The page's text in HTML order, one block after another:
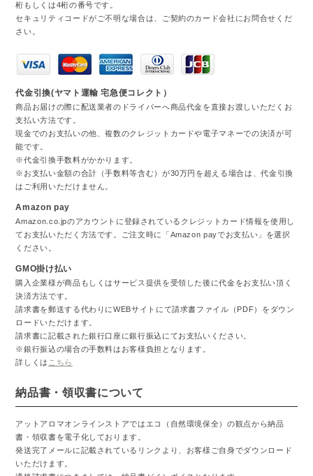
桁もしくは4桁の番号です。
セキュリティコードがご不明な場合は、ご契約のカード会社にお問合せくだ
さい。
代金引換(ヤマト運輸 宅急便コレクト）
商品お届けの際に配送業者のドライバーへ商品代金を直接お渡しいただくお
支払い方法です。
現金でのお支払いの他、複数のクレジットカードや電子マネーでの決済が可
能です。
※代金引換手数料がかかります。
※お支払い金額の合計（手数料等含む）が30万円を超える場合は、代金引換
はご利用いただけません。
Amazon pay
Amazon.co.jpのアカウントに登録されているクレジットカード情報を使用し
てお支払いただく方法です。ご注文時に「Amazon payでお支払い」を選択
ください。
GMO掛け払い
購入企業様が商品もしくはサービス提供を受領した後に代金をお支払い頂く
決済方法です。
請求書を郵送する代わりにWEBサイトにて請求書ファイル（PDF）をダウン
ロードいただけます。
請求書に記載された銀行口座に銀行振込にてお支払いください。
※銀行振込の場合の手数料はお客様負担となります。
詳しくは こちら
納品書・領収書について
アットアロマオンラインストアではエコ（自然環境保全）の観点から納品
書・領収書を電子化しております。
発送完了メールに記載されているリンクより、お客様ご自身でダウンロード
いただけます。